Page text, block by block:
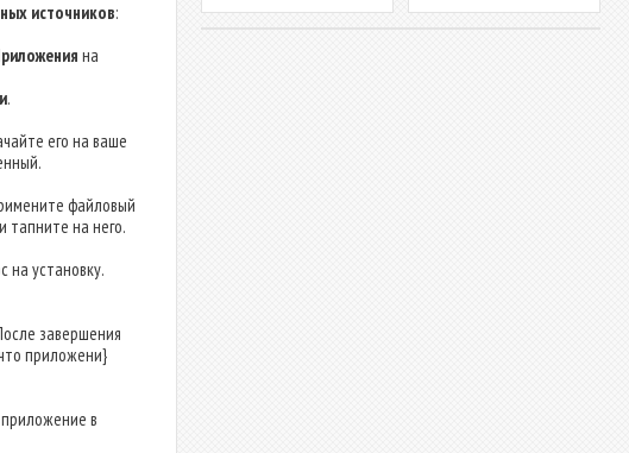
источников:
на
.
его на ваше
файловый
тапните на него.
на установку.
завершения
приложени}
в